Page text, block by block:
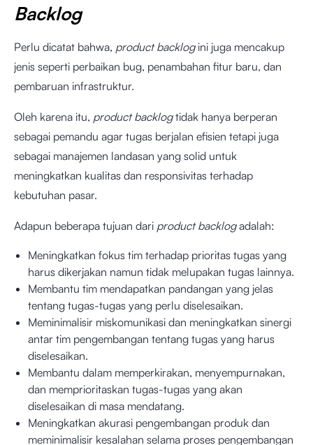
Backlog
Perlu dicatat bahwa, product backlogini juga mencakup
jenis seperti perbaikan bug, penambahan fitur baru, dan
pembaruan infrastruktur.
Oleh karena itu, product backlogtidak hanya berperan
sebagai pemandu agar tugas berjalan efisien tetapi juga
sebagai manajemen landasan yang solid untuk
meningkatkan kualitas dan responsivitas terhadap
kebutuhan pasar.
Adapun beberapa tujuan dari product backlogadalah:
Meningkatkan fokus tim terhadap prioritas tugas yang
harus dikerjakan namun tidak melupakan tugas lainnya.
Membantu tim mendapatkan pandangan yang jelas
tentang tugas-tugas yang perlu diselesaikan.
Meminimalisir miskomunikasi dan meningkatkan sinergi
antar tim pengembangan tentang tugas yang harus
diselesaikan.
Membantu dalam memperkirakan, menyempurnakan,
dan memprioritaskan tugas-tugas yang akan
diselesaikan di masa mendatang.
Meningkatkan akurasi pengembangan produk dan
meminimalisir kesalahan selama proses pengembangan